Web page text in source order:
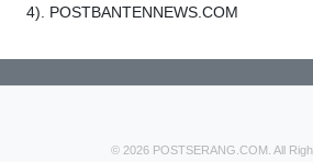
4). POSTBANTENNEWS.COM
© 2026 POSTSERANG.COM. All